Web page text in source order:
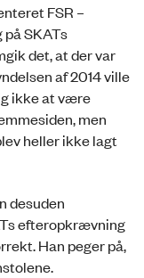
FSR –
SKATs
det, at der var
af 2014 ville
ikke at være
men
heller ikke lagt
desuden
efteropkrævning
Han peger på,